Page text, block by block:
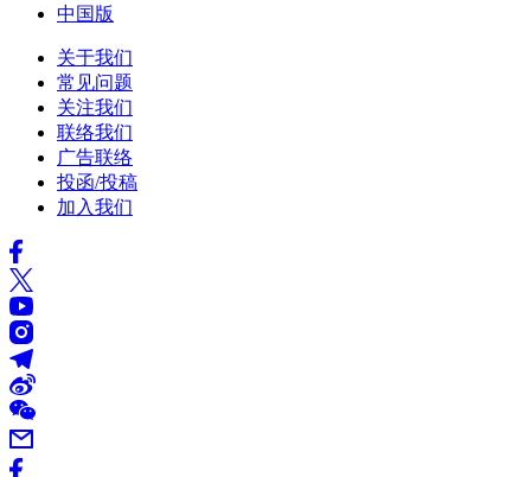
中国版
关于我们
常见问题
关注我们
联络我们
广告联络
投函/投稿
加入我们